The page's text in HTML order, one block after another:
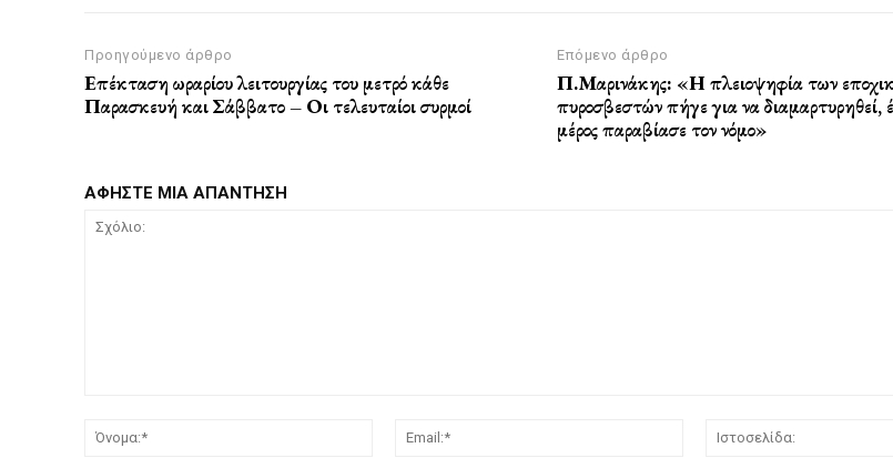
Προηγούμενο άρθρο
Επέκταση ωραρίου λειτουργίας του μετρό κάθε
Παρασκευή και Σάββατο – Οι τελευταίοι συρμοί
Επόμενο άρθρο
Π.Μαρινάκης: «Η πλειοψηφία των
πυροσβεστών πήγε για να διαμαρτυρηθεί,
μέρος παραβίασε τον νόμο»
ΑΦΗΣΤΕ ΜΙΑ ΑΠΑΝΤΗΣΗ
Όνομα:*
Email:*